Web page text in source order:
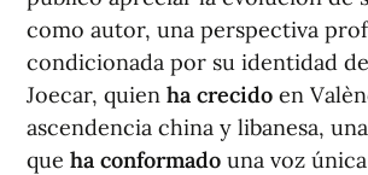
como autor, una perspectiva
condicionada por su identidad
Joecar, quien ha crecido en
ascendencia china y libanesa,
que ha conformado una voz